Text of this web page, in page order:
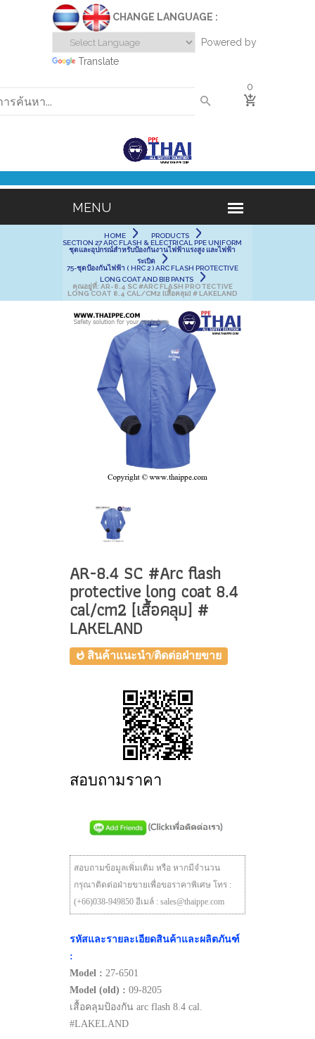
CHANGE LANGUAGE :
Powered by
Translate
0
HOME
PRODUCTS
SECTION 27 ARC FLASH & ELECTRICAL PPE UNIFORM
ชุดและอุปกรณ์สำหรับป้องกันงานไฟฟ้าแรงสูง และไฟฟ้า
ระเบิด
75-ชุดป้องกันไฟฟ้า ( HRC 2 ) ARC FLASH PROTECTIVE
LONG COAT AND BIB PANTS
คุณอยู่ที่: AR-8.4 SC #ARC FLASH PROTECTIVE
LONG COAT 8.4 CAL/CM2 [เสื้อคลุม] # LAKELAND
AR-8.4 SC #Arc flash
protective long coat 8.4
cal/cm2 [เสื้อคลุม] #
LAKELAND
สินค้าแนะนำ/ติดต่อฝ่ายขาย
สอบถามราคา
สอบถามข้อมูลเพิ่มเติม หรือ หากมีจำนวน
กรุณาติดต่อฝ่ายขายเพื่อขอราคาพิเศษ โทร :
(+66)038-949850 อีเมล์ : sales@thaippe.com
รหัสและรายละเอียดสินค้าและผลิตภันฑ์
:
Model : 27-6501
Model (old) : 09-8205
เสื้อคลุมป้องกัน arc flash 8.4 cal.
#LAKELAND